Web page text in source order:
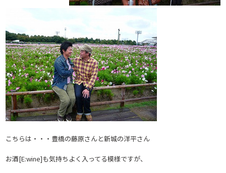
こちらは・・・豊橋の藤原さんと新城の洋平さん
お酒[E:wine]も気持ちよく入ってる模様ですが、